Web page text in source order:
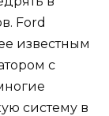
Ford
известным
с
систему в